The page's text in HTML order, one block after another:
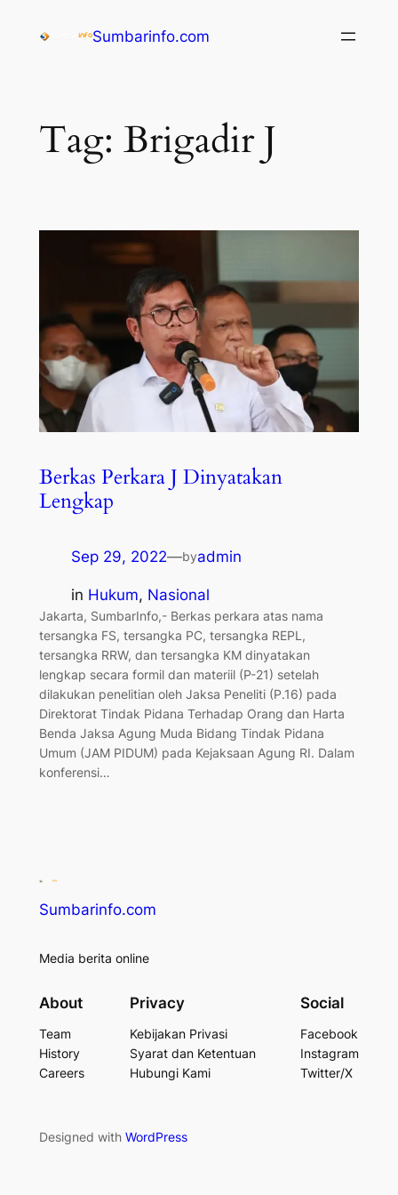
Sumbarinfo.com
Tag: Brigadir J
Berkas Perkara J Dinyatakan
Lengkap
Sep 29, 2022—byadmin
in Hukum, Nasional
Jakarta, SumbarInfo,- Berkas perkara atas nama
tersangka FS, tersangka PC, tersangka REPL,
tersangka RRW, dan tersangka KM dinyatakan
lengkap secara formil dan materiil (P-21) setelah
dilakukan penelitian oleh Jaksa Peneliti (P.16) pada
Direktorat Tindak Pidana Terhadap Orang dan Harta
Benda Jaksa Agung Muda Bidang Tindak Pidana
Umum (JAM PIDUM) pada Kejaksaan Agung RI. Dalam
konferensi…
Sumbarinfo.com
Media berita online
About
Team
History
Careers
Privacy
Kebijakan Privasi
Syarat dan Ketentuan
Hubungi Kami
Social
Facebook
Instagram
Twitter/X
Designed with WordPress